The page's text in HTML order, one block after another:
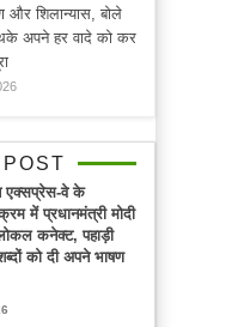
और शिलान्यास, बोले
अपने हर वादे को कर
एक्सप्रेस-वे के
में प्रधानमंत्री मोदी
कनेक्ट, पहाड़ी
को दी अपने भाषण